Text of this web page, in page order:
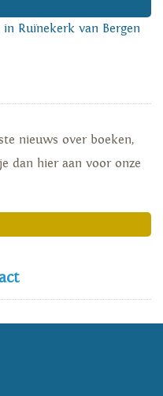
Ruïnekerk van Bergen
nieuws over boeken,
dan hier aan voor onze